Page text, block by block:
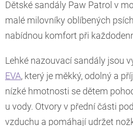
Dětské sandály Paw Patrol v
malé milovníky oblíbených
nabídnou komfort při
Lehké nazouvací sandály jsou
EVA, který je měkký, odolný a
nízké hmotnosti se dětem
u vody. Otvory v přední části
vzduchu a pomáhají udržet